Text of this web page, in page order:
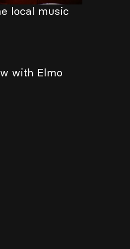
local music
with Elmo